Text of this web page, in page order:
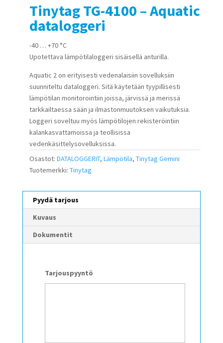
Tinytag TG-4100 – Aquatic
dataloggeri
-40 … +70 °C
Upotettava lämpötilaloggeri sisäisellä anturilla.
Aquatic 2 on erityisesti vedenalaisiin sovelluksiin
suunniteltu dataloggeri. Sitä käytetään tyypillisesti
lämpötilan monitorointiin joissa, järvissä ja merissä
tarkkailtaessa sään ja ilmastonmuutoksen vaikutuksia.
Loggeri soveltuu myös lämpötilojen rekisteröintiin
kalankasvattamoissa ja teollisissa
vedenkäsittelysovelluksissa.
Osastot: DATALOGGERIT, Lämpötila, Tinytag Gemini
Tuotemerkki: Tinytag
Pyydä tarjous
Kuvaus
Dokumentit
Tarjouspyyntö